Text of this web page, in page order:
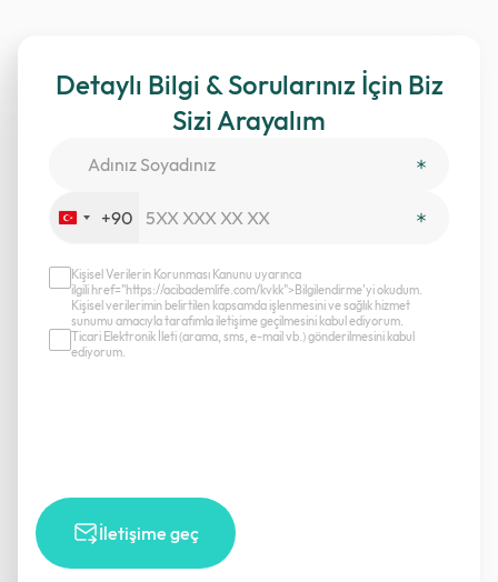
Detaylı Bilgi & Sorularınız İçin Biz
Sizi Arayalım
Turkey
+90
İletişime geç
Kişisel Verilerin Korunması Kanunu uyarınca
ilgili href="https://acibademlife.com/kvkk">Bilgilendirme’yi okudum.
Kişisel verilerimin belirtilen kapsamda işlenmesini ve sağlık hizmet
sunumu amacıyla tarafımla iletişime geçilmesini kabul ediyorum.
Ticari Elektronik İleti (arama, sms, e-mail vb.) gönderilmesini kabul
ediyorum.